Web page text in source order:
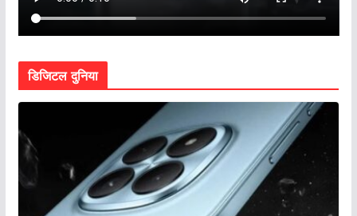
डिजिटल दुनिया